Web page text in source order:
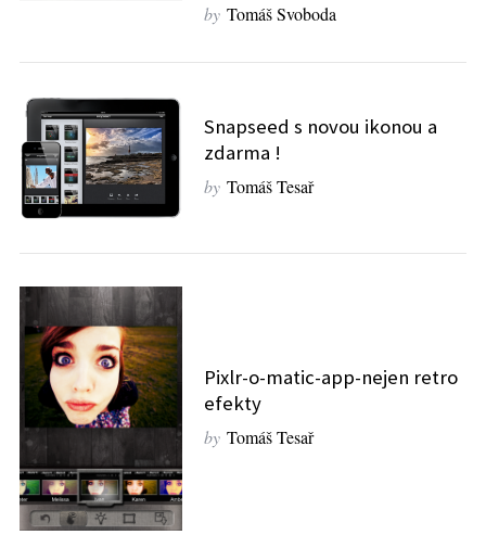
by Tomáš Svoboda
Snapseed s novou ikonou a
zdarma !
by Tomáš Tesař
Pixlr-o-matic-app-nejen retro
efekty
by Tomáš Tesař